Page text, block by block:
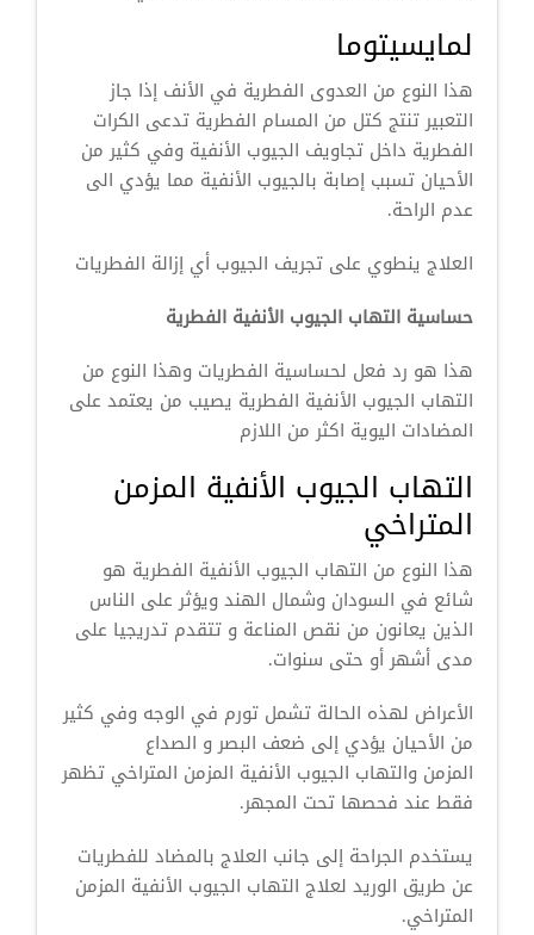
لمايسيتوما
هذا النوع من العدوى الفطرية في الأنف إذا جاز
التعبير تنتج كتل من المسام الفطرية تدعى الكرات
الفطرية داخل تجاويف الجيوب الأنفية وفي كثير من
الأحيان تسبب إصابة بالجيوب الأنفية مما يؤدي الى
عدم الراحة.
العلاج ينطوي على تجريف الجيوب أي إزالة الفطريات
حساسية التهاب الجيوب الأنفية الفطرية
هذا هو رد فعل لحساسية الفطريات وهذا النوع من
التهاب الجيوب الأنفية الفطرية يصيب من يعتمد على
المضادات اليوية اكثر من اللازم
التهاب الجيوب الأنفية المزمن
المتراخي
هذا النوع من التهاب الجيوب الأنفية الفطرية هو
شائع في السودان وشمال الهند ويؤثر على الناس
الذين يعانون من نقص المناعة و تتقدم تدريجيا على
مدى أشهر أو حتى سنوات.
الأعراض لهذه الحالة تشمل تورم في الوجه وفي كثير
من الأحيان يؤدي إلى ضعف البصر و الصداع
المزمن والتهاب الجيوب الأنفية المزمن المتراخي تظهر
فقط عند فحصها تحت المجهر.
يستخدم الجراحة إلى جانب العلاج بالمضاد للفطريات
عن طريق الوريد لعلاج التهاب الجيوب الأنفية المزمن
المتراخي.